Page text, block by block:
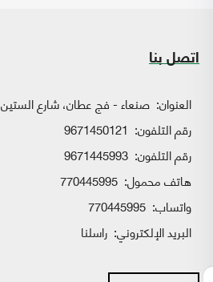
اتصل بنا
العنوان: صنعاء - فج عطان، شارع الستين
رقم التلفون: 9671450121
رقم التلفون: 9671445993
هاتف محمول: 770445995
واتساب:
البريد الإلكتروني: راسلنا